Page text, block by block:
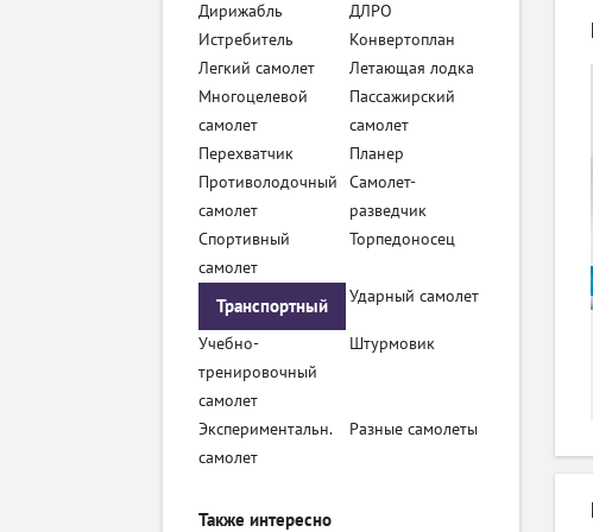
Дирижабль
ДЛРО
Истребитель
Конвертоплан
Легкий самолет
Летающая лодка
Многоцелевой
самолет
Пассажирский
самолет
Перехватчик
Планер
Противолодочный
самолет
Самолет-
разведчик
Спортивный
самолет
Торпедоносец
Транспортный
самолет
Ударный самолет
Учебно-
тренировочный
самолет
Штурмовик
Экспериментальн.
самолет
Разные самолеты
Также интересно